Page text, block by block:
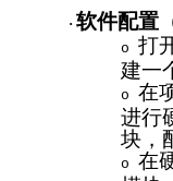
· 软件配置
o 打
建一
o 在
进行
块，
o 在